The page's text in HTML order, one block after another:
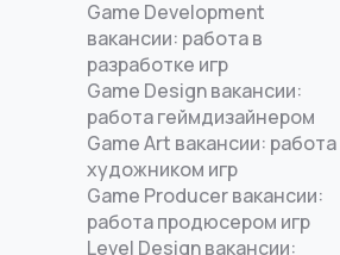
Game Development
вакансии: работа в
разработке игр
Game Design вакансии:
работа геймдизайнером
Game Art вакансии: работа
художником игр
Game Producer вакансии:
работа продюсером игр
Level Design вакансии: